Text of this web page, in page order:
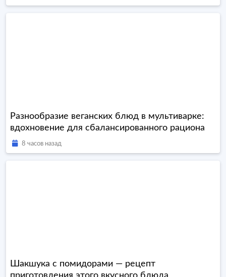
Разнообразие веганских блюд в мультиварке:
вдохновение для сбалансированного рациона
8 часов назад
Шакшука с помидорами — рецепт